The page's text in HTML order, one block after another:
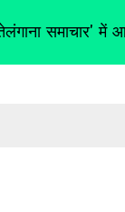
समाचार' में